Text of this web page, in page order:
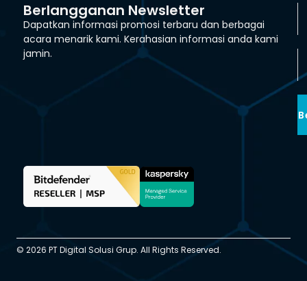
Berlangganan Newsletter
Dapatkan informasi promosi terbaru dan berbagai
acara menarik kami. Kerahasian informasi anda kami
jamin.
© 2026 PT Digital Solusi Grup. All Rights Reserved.